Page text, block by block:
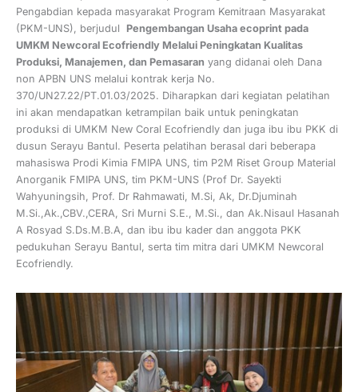
Pengabdian kepada masyarakat Program Kemitraan Masyarakat
(PKM-UNS), berjudul Pengembangan Usaha ecoprint pada
UMKM Newcoral Ecofriendly Melalui Peningkatan Kualitas
Produksi, Manajemen, dan Pemasaran yang didanai oleh Dana
non APBN UNS melalui kontrak kerja No.
370/UN27.22/PT.01.03/2025. Diharapkan dari kegiatan pelatihan
ini akan mendapatkan ketrampilan baik untuk peningkatan
produksi di UMKM New Coral Ecofriendly dan juga ibu ibu PKK di
dusun Serayu Bantul. Peserta pelatihan berasal dari beberapa
mahasiswa Prodi Kimia FMIPA UNS, tim P2M Riset Group Material
Anorganik FMIPA UNS, tim PKM-UNS (Prof Dr. Sayekti
Wahyuningsih, Prof. Dr Rahmawati, M.Si, Ak, Dr.Djuminah
M.Si.,Ak.,CBV.,CERA, Sri Murni S.E., M.Si., dan Ak.Nisaul Hasanah
A Rosyad S.Ds.M.B.A, dan ibu ibu kader dan anggota PKK
pedukuhan Serayu Bantul, serta tim mitra dari UMKM Newcoral
Ecofriendly.